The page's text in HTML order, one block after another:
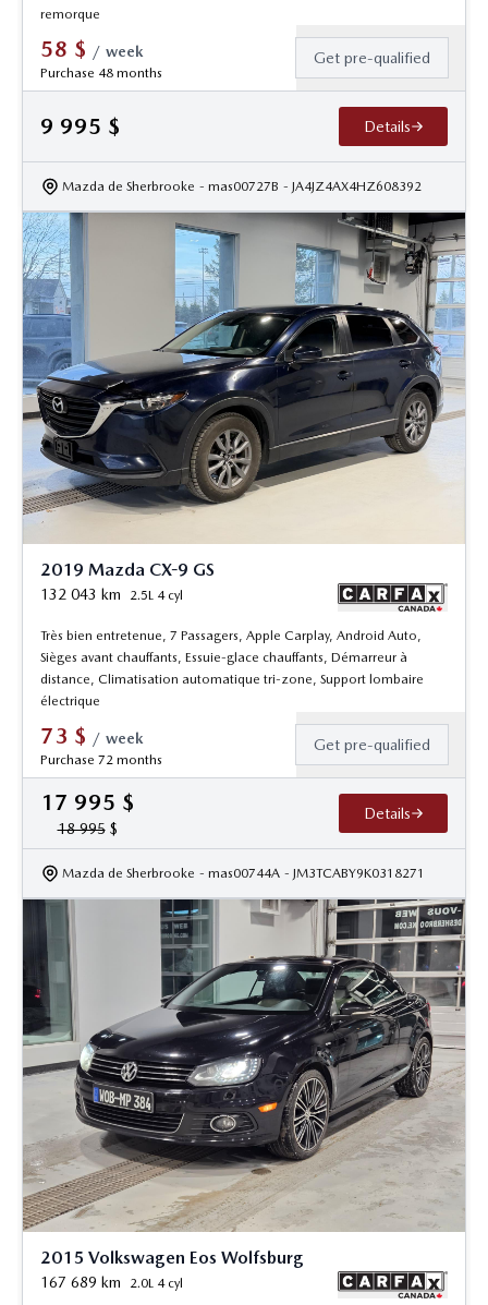
remorque
58 $ / week
Purchase 48 months
Get pre-qualified
9 995 $ Details
Mazda de Sherbrooke - mas00727B - JA4JZ4AX4HZ608392
2019 Mazda CX-9 GS
132 043 km 2.5L 4 cyl
Très bien entretenue, 7 Passagers, Apple Carplay, Android Auto,
Sièges avant chauffants, Essuie-glace chauffants, Démarreur à
distance, Climatisation automatique tri-zone, Support lombaire
électrique
73 $ / week
Purchase 72 months
Get pre-qualified
17 995 $
18 995$
Details
Mazda de Sherbrooke - mas00744A - JM3TCABY9K0318271
2015 Volkswagen Eos Wolfsburg
167 689 km 2.0L 4 cyl